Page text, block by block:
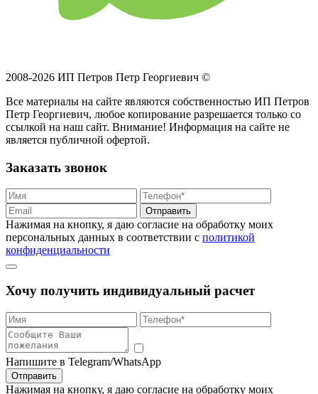
2008-2026 ИП Петров Петр Георгиевич ©
Все материалы на сайте являются собственностью ИП Петров
Петр Георгиевич, любое копирование разрешается только со
ссылкой на наш сайт. Внимание! Информация на сайте не
является публичной офертой.
Заказать звонок
Отправить
Нажимая на кнопку, я даю согласие на обработку моих
персональных данных в соответствии с политикой
конфиденциальности
Хочу получить индивидуальный расчет
Напишите в Telegram/WhatsApp
Отправить
Нажимая на кнопку, я даю согласие на обработку моих